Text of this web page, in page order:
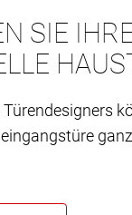
SIE